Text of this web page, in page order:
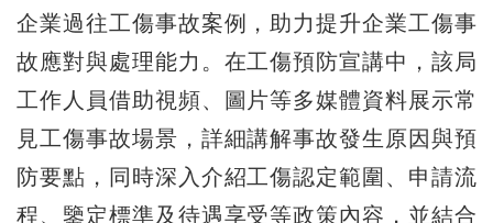
企業過往工傷事故案例，助力提升企業工傷事
故應對與處理能力。在工傷預防宣講中，該局
工作人員借助視頻、圖片等多媒體資料展示常
見工傷事故場景，詳細講解事故發生原因與預
防要點，同時深入介紹工傷認定範圍、申請流
程、鑒定標準及待遇享受等政策內容，並結合